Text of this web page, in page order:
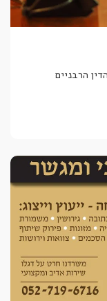
הרבניים